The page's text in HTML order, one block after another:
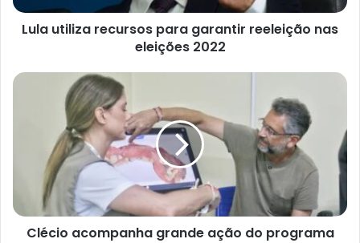
Lula utiliza recursos para garantir reeleição nas
eleições 2022
Clécio acompanha grande ação do programa